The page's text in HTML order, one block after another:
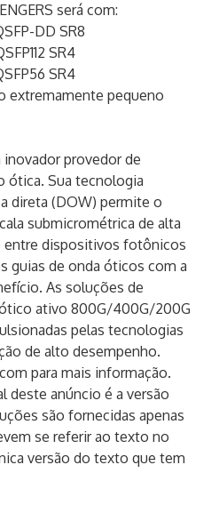
será com:
DD SR8
SR4
SR4
extremamente pequeno
inovador provedor de
ótica. Sua tecnologia
direta (DOW) permite o
submicrométrica de alta
entre dispositivos fotônicos
guias de onda óticos com a
As soluções de
ativo 800G/400G/200G
pelas tecnologias
de alto desempenho.
para mais informação.
deste anúncio é a versão
são fornecidas apenas
se referir ao texto no
versão do texto que tem